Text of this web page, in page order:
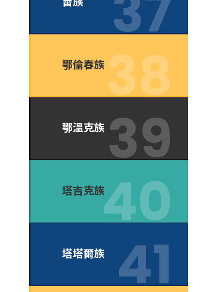
鄂倫春族
鄂溫克族
塔吉克族
塔塔爾族